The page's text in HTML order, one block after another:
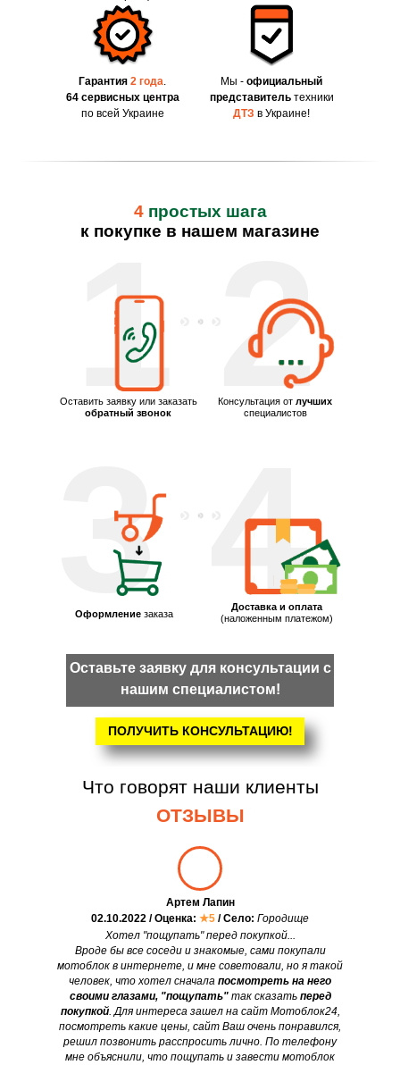
Гарантия 2 года.
64 сервисных центра
по всей Украине
Мы - официальный
представительтехники
ДТЗ в Украине!
1
4
3
2
Оставить заявку или заказать
обратный звонок
Консультация от лучших
специалистов
Оформление заказа
Доставка и оплата
(наложенным платежом)
4 простых шага
к покупке в нашем магазине
ПОЛУЧИТЬ КОНСУЛЬТАЦИЮ!
Оставьте заявку для консультации с
нашим специалистом!
Что говорят наши клиенты
ОТЗЫВЫ
Хотел "пощупать" перед покупкой...
Вроде бы все соседи и знакомые, сами покупали
мотоблок в интернете, и мне советовали, но я такой
человек, что хотел сначала посмотреть на него
своими глазами, "пощупать"так сказать перед
покупкой. Для интереса зашел на сайт Мотоблок24,
посмотреть какие цены, сайт Ваш очень понравился,
решил позвонить расспросить лично. По телефону
мне объяснили, что пощупать и завести мотоблок
Артем Лапин
02.10.2022 / Оценка: ★5 / Село: Городище